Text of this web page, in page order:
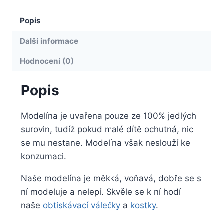
Popis
Další informace
Hodnocení (0)
Popis
Modelína je uvařena pouze ze 100% jedlých
surovin, tudíž pokud malé dítě ochutná, nic
se mu nestane. Modelína však neslouží ke
konzumaci.
Naše modelína je měkká, voňavá, dobře se s
ní modeluje a nelepí. Skvěle se k ní hodí
naše obtiskávací válečky a kostky.